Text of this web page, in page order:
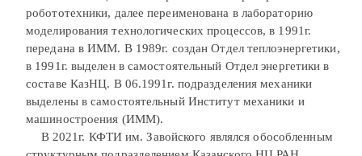
робототехники, далее переименована в лабораторию
моделирования технологических процессов, в 1991г.
передана в ИММ. В 1989г. создан Отдел теплоэнергетики,
в 1991г. выделен в самостоятельный Отдел энергетики в
составе КазНЦ. В 06.1991г. подразделения механики
выделены в самостоятельный Институт механики и
машиностроения (ИММ).
В 2021г. КФТИ им. Завойского являлся обособленным